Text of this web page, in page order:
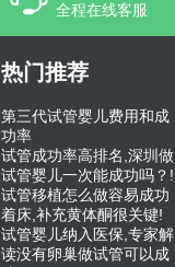
全程在线客服
热门推荐
第三代试管婴儿费用和成
功率
试管成功率高排名,深圳做
试管婴儿一次能成功吗？!
试管移植怎么做容易成功
着床,补充黄体酮很关键!
试管婴儿纳入医保,专家解
读没有卵巢做试管可以成